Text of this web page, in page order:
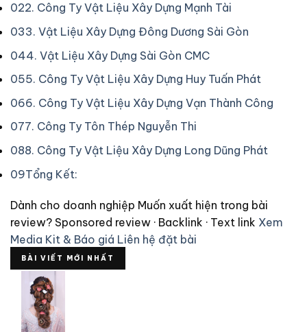
022. Công Ty Vật Liệu Xây Dựng Mạnh Tài
033. Vật Liệu Xây Dựng Đông Dương Sài Gòn
044. Vật Liệu Xây Dựng Sài Gòn CMC
055. Công Ty Vật Liệu Xây Dựng Huy Tuấn Phát
066. Công Ty Vật Liệu Xây Dựng Vạn Thành Công
077. Công Ty Tôn Thép Nguyễn Thi
088. Công Ty Vật Liệu Xây Dựng Long Dũng Phát
09Tổng Kết:
Dành cho doanh nghiệp Muốn xuất hiện trong bài
review? Sponsored review · Backlink · Text link Xem
Media Kit & Báo giá Liên hệ đặt bài
BÀI VIẾT MỚI NHẤT